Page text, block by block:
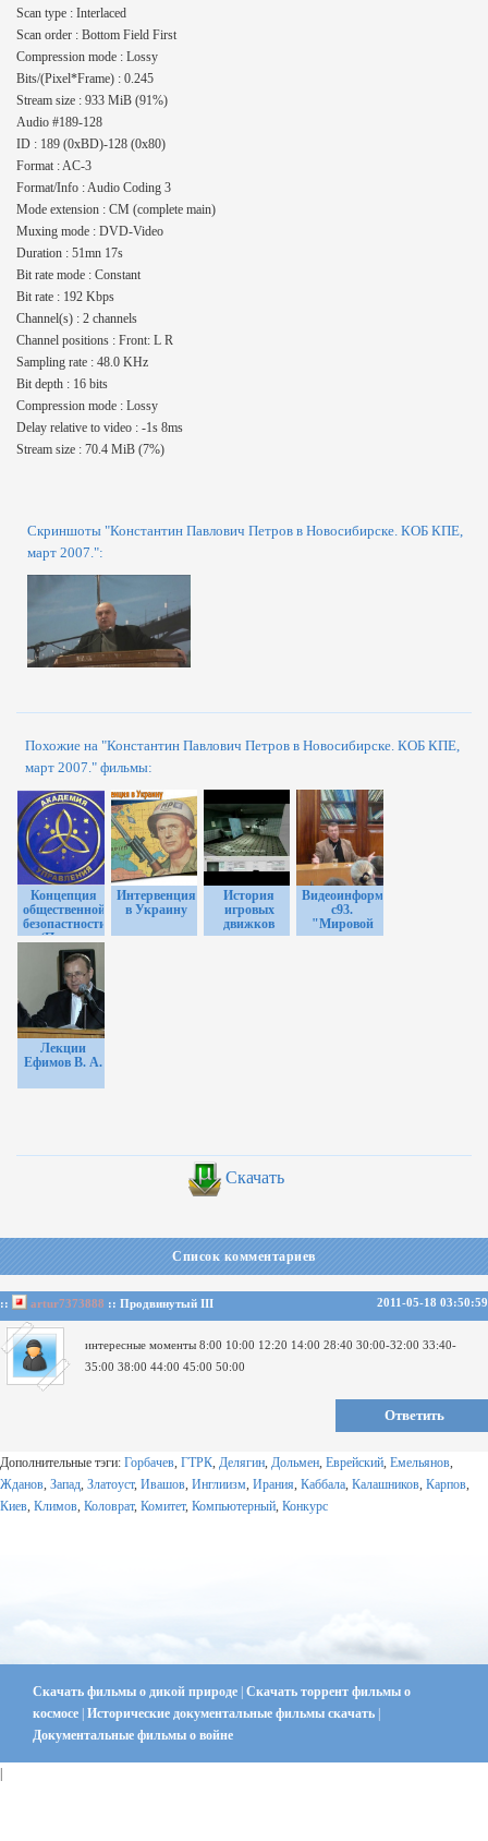
Scan type : Interlaced
Scan order : Bottom Field First
Compression mode : Lossy
Bits/(Pixel*Frame) : 0.245
Stream size : 933 MiB (91%)
Audio #189-128
ID : 189 (0xBD)-128 (0x80)
Format : AC-3
Format/Info : Audio Coding 3
Mode extension : CM (complete main)
Muxing mode : DVD-Video
Duration : 51mn 17s
Bit rate mode : Constant
Bit rate : 192 Kbps
Channel(s) : 2 channels
Channel positions : Front: L R
Sampling rate : 48.0 KHz
Bit depth : 16 bits
Compression mode : Lossy
Delay relative to video : -1s 8ms
Stream size : 70.4 MiB (7%)
Скриншоты "Константин Павлович Петров в Новосибирске. КОБ КПЕ,
март 2007.":
Похожие на "Константин Павлович Петров в Новосибирске. КОБ КПЕ,
март 2007." фильмы:
Концепция
общественной
безопастности
(Петров
Константин
Павлович)
[2004,
документальный,учебный,
DVDRip]
Интервенция
в Украину
История
игровых
движков
Видеоинформ
c93.
"Мировой
кризис:
Лекции
Ефимов В. А.
Скачать
Список комментариев
:: artur7373888 :: Продвинутый III 2011-05-18 03:50:59
интересные моменты8:00 10:00 12:20 14:0028:4030:00-32:0033:40-
35:0038:0044:0045:0050:00
Ответить
Дополнительные тэги: Горбачев, ГТРК, Делягин, Дольмен, Еврейский, Емельянов,
Жданов, Запад, Златоуст, Ивашов, Инглиизм, Ирания, Каббала, Калашников​, Карпов,
Киев, Климов, Коловрат, Комитет, Компьютерный, Конкурс
Скачать фильмы о дикой природе Скачать торрент фильмы о
космосе Исторические документальные фильмы скачать
Документальные фильмы о войне